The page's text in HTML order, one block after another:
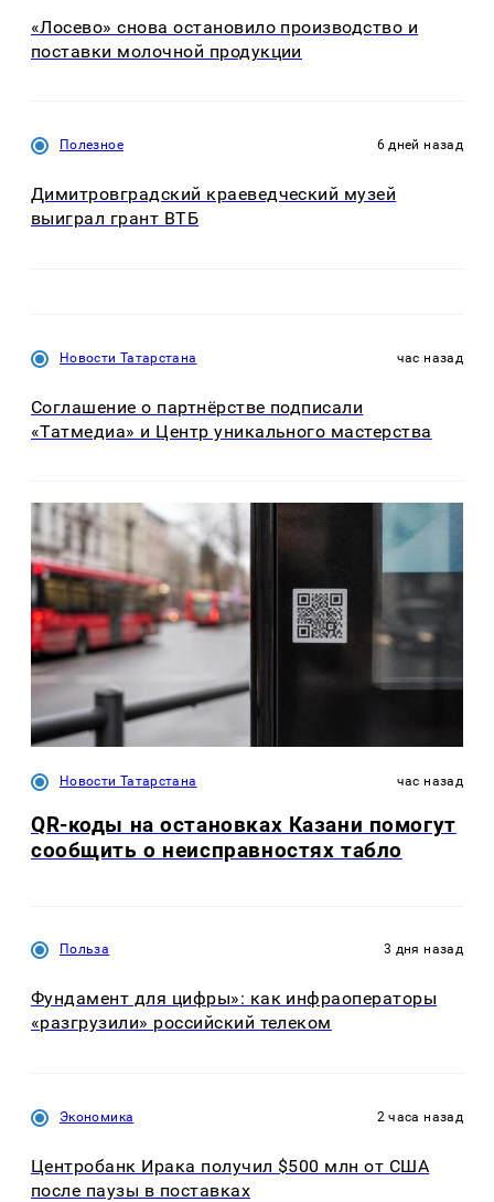
«Лосево» снова остановило производство и
поставки молочной продукции
Полезное 6 дней назад
Димитровградский краеведческий музей
выиграл грант ВТБ
Новости Татарстана час назад
Соглашение о партнёрстве подписали
«Татмедиа» и Центр уникального мастерства
Новости Татарстана час назад
QR-коды на остановках Казани помогут
сообщить о неисправностях табло
Польза 3 дня назад
Фундамент для цифры»: как инфраоператоры
«разгрузили» российский телеком
Экономика 2 часа назад
Центробанк Ирака получил $500 млн от США
после паузы в поставках